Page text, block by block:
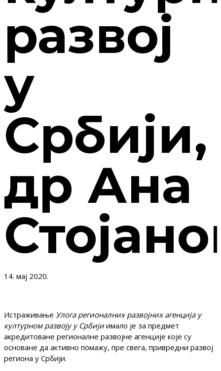
развој
у
Србији,
др Ана
14. мај 2020.
Истраживање Улога регионалних развојних агенција у
културном развоју у Србијиимало је за предмет
акредитоване регионалне развојне агенције које су
основане да активно помажу, пре свега, привредни развој
региона у Србији.